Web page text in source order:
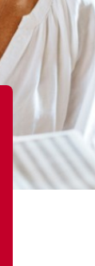
active